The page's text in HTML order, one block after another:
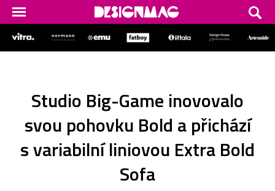
Studio Big-Game inovovalo
svou pohovku Bold a přichází
s variabilní liniovou Extra Bold
Sofa